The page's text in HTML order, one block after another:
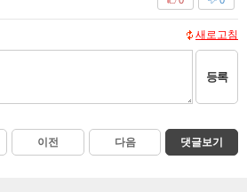
새로고침
등록
이전 다음 댓글보기